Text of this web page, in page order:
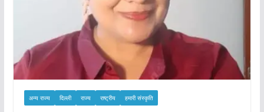
अन्य राज्य दिल्ली राज्य राष्ट्रीय हमारी संस्कृति